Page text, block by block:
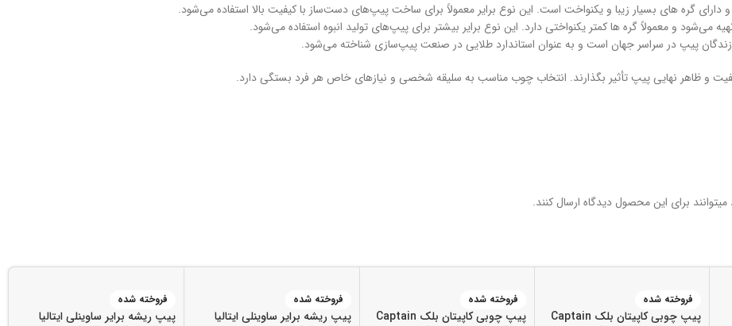
گره های بسیار زیبا و یکنواخت است. این نوع برایر معمولاً برای ساخت پیپ‌های دست‌ساز با کیفیت بالا استفاده می‌شود.
می‌شود و معمولاً گره ها کمتر یکنواختی دارد. این نوع برایر بیشتر برای پیپ‌های تولید انبوه استفاده می‌شود.
پیپ در سراسر جهان است و به عنوان استاندارد طلایی در صنعت پیپ‌سازی شناخته می‌شود.
و ظاهر نهایی پیپ تأثیر بگذارند. انتخاب چوب مناسب به سلیقه شخصی و نیازهای خاص هر فرد بستگی دارد.
برای این محصول دیدگاه ارسال کنند.
فروخته شده
پیپ چوبی کاپیتان بلک Captain
فروخته شده
پیپ چوبی کاپیتان بلک Captain
فروخته شده
پیپ ریشه برایر ساوینلی ایتالیا
فروخته شده
پیپ ریشه برایر ساوینلی ایتالیا